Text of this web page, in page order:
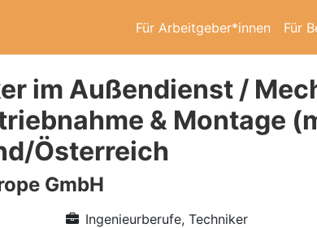
Für Arbeitgeber*innen Für
im Außendienst /
& Montage
Österreich
GmbH
Ingenieurberufe, Techniker